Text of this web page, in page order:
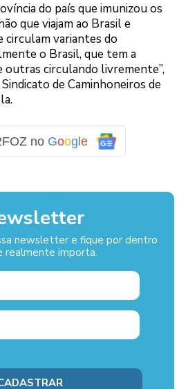
do país que imunizou os
que viajam ao Brasil e
circulam variantes do
o Brasil, que tem a
outras circulando livremente”,
de Caminhoneiros de
no Google
newsletter e fique por dentro
realmente importa.